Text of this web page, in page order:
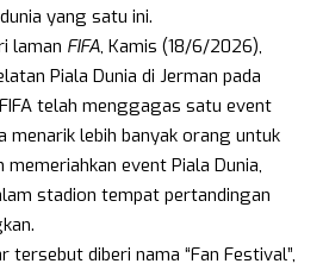
yang satu ini.
laman FIFA, Kamis (18/6/2026),
Piala Dunia di Jerman pada
telah menggagas satu event
menarik lebih banyak orang untuk
memeriahkan event Piala Dunia,
stadion tempat pertandingan
tersebut diberi nama “Fan Festival”,